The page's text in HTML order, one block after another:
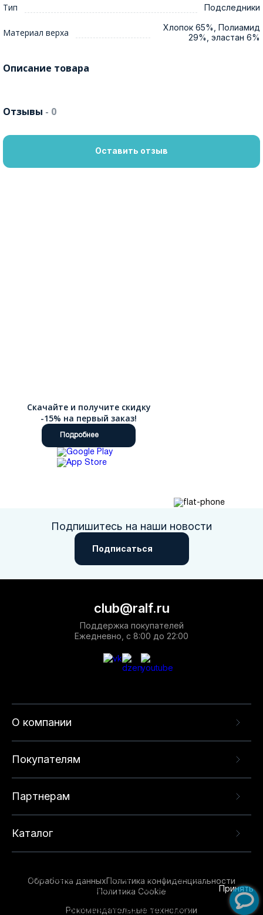
Тип Подследники
Материал верха
Хлопок 65%, Полиамид
29%, эластан 6%
Описание товара
Отзывы - 0
Оставить отзыв
Скачайте и получите скидку
-15% на первый заказ!
Подробнее
Подпишитесь на наши новости
Подписаться
О компании
Покупателям
Партнерам
Каталог
club@ralf.ru
Поддержка покупателей
Ежедневно, с 8:00 до 22:00
Обработка данныхПолитика конфиденциальности
Политика Cookie
Рекомендательные технологии
опыта на нашем сайте. Продолжая использовать
данный сайт, вы соглашаетесь с использованием
технологий. Для получения дополнительной
Принять